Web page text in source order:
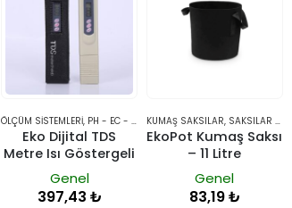
ÖLÇÜM SISTEMLERI, PH - EC - TDS
Eko Dijital TDS
Metre Isı Göstergeli
Genel
397,43 ₺
KUMAŞ SAKSILAR, SAKSILAR VE YETIŞTIRME SISTEMLERI
EkoPot Kumaş Saksı
– 11 Litre
Genel
83,19₺